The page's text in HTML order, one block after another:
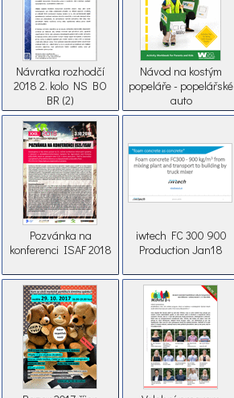
Návratka rozhodčí
2018 2. kolo NS BO
BR (2)
Návod na kostým
popeláře - popelářské
auto
Pozvánka na
konferenci ISAF 2018
iwtech FC 300 900
Production Jan18